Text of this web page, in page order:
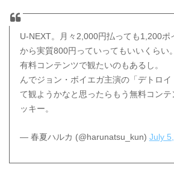
U-NEXT。月々2,000円払っても1,200ポ
から実質800円っていってもいいくらい。
有料コンテンツで観たいのもあるし。
んでジョン・ボイエガ主演の「デトロ
て観ようかなと思ったらもう無料コン
ッキー。
— 春夏ハルカ (@harunatsu_kun) July